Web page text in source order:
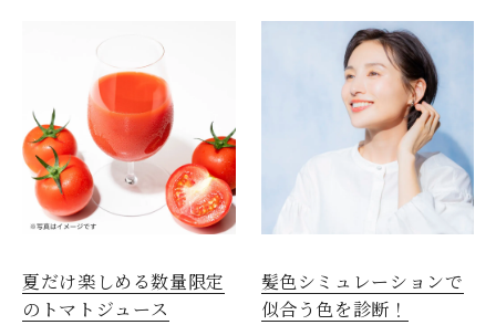
夏だけ楽しめる数量限定
のトマトジュース
髪色シミュレーションで
似合う色を診断！